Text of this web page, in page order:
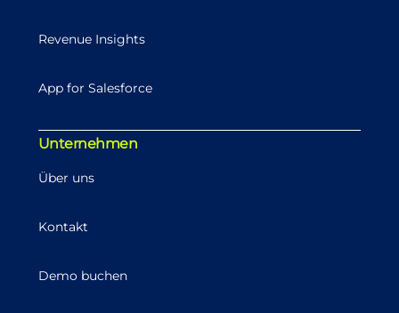
Revenue Insights
App for Salesforce
Unternehmen
Über uns
Kontakt
Demo buchen